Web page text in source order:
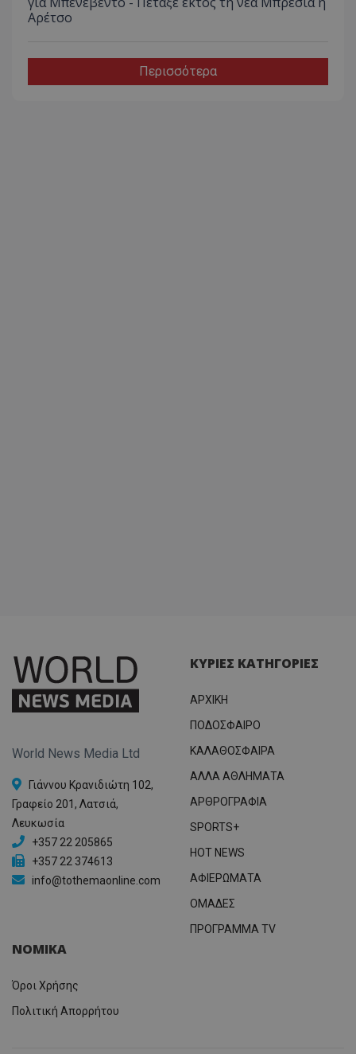
Αρέτσο
Περισσότερα
World News Media Ltd
Γιάννου Κρανιδιώτη 102,
Γραφείο 201, Λατσιά,
Λευκωσία
+357 22 205865
+357 22 374613
info@tothemaonline.com
ΚΥΡΙΕΣ ΚΑΤΗΓΟΡΙΕΣ
ΑΡΧΙΚΗ
ΠΟΔΟΣΦΑΙΡΟ
ΚΑΛΑΘΟΣΦΑΙΡΑ
ΑΛΛΑ ΑΘΛΗΜΑΤΑ
ΑΡΘΡΟΓΡΑΦΙΑ
SPORTS+
HOT NEWS
ΑΦΙΕΡΩΜΑΤΑ
ΟΜΑΔΕΣ
ΠΡΟΓΡΑΜΜΑ TV
ΝΟΜΙΚΑ
Όροι Χρήσης
Πολιτική Απορρήτου